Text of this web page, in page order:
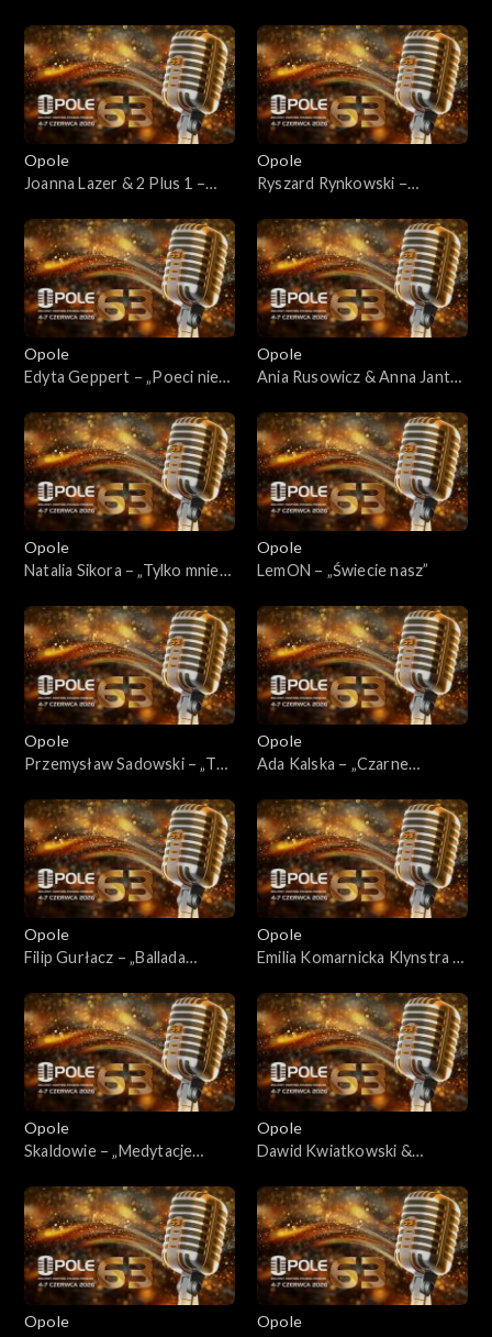
Majewska & Korcz okrągłe 45!
Opolskie archiwum
Opole 2003
Opole
Joanna Lazer & 2 Plus 1 –
Opole
Ryszard Rynkowski –
Opole
Edyta Geppert – „Poeci nie
„Idź swoją drogą”
Opole
Ania Rusowicz & Anna Jantar
mieście”
Opole
Natalia Sikora – „Tylko mnie
Opole
LemON – „Świecie nasz”
Opole
Przemysław Sadowski – „To
Opole
Ada Kalska – „Czarne
Opole
Filip Gurłacz – „Ballada
Opole
Emilia Komarnicka Klynstra –
Opole
Skaldowie – „Medytacje
„Wiolonczelistka” /
„Wszystko mi mówi, że mnie
ktoś pokochał”
Opole
Dawid Kwiatkowski &
serca biciem”
Opole
Opole